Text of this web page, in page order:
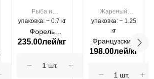
Рыба и
морепродукты
упаковка: ~ 0.7 кг
Форель
лососевая
Moldovenesc"
235.00лей/кг
Жареный
цыпленок
упаковка: ~ 1.25
кг
Французский
гриль, кг
198.00лей/кг